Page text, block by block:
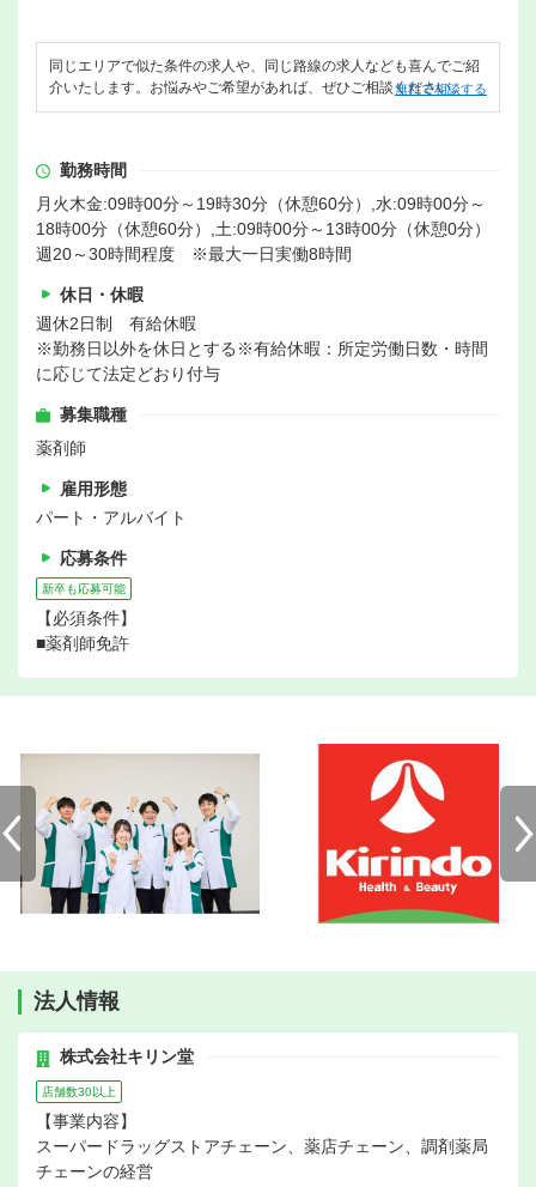
同じエリアで似た条件の求人や、同じ路線の求人なども喜んでご紹
介いたします。お悩みやご希望があれば、ぜひご相談ください。
無料で相談する
勤務時間
月火木金:09時00分～19時30分（休憩60分）,水:09時00分～
18時00分（休憩60分）,土:09時00分～13時00分（休憩0分）
週20～30時間程度 ※最大一日実働8時間
休日・休暇
週休2日制 有給休暇
※勤務日以外を休日とする※有給休暇：所定労働日数・時間
に応じて法定どおり付与
募集職種
薬剤師
雇用形態
パート・アルバイト
応募条件
新卒も応募可能
【必須条件】
■薬剤師免許
法人情報
株式会社キリン堂
店舗数30以上
【事業内容】
スーパードラッグストアチェーン、薬店チェーン、調剤薬局
チェーンの経営